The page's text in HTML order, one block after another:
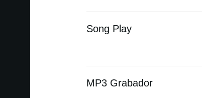
Song Play
MP3 Grabador